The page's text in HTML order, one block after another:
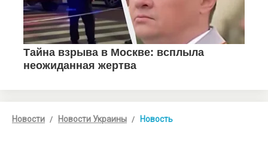
Новости Новости Украины Новость